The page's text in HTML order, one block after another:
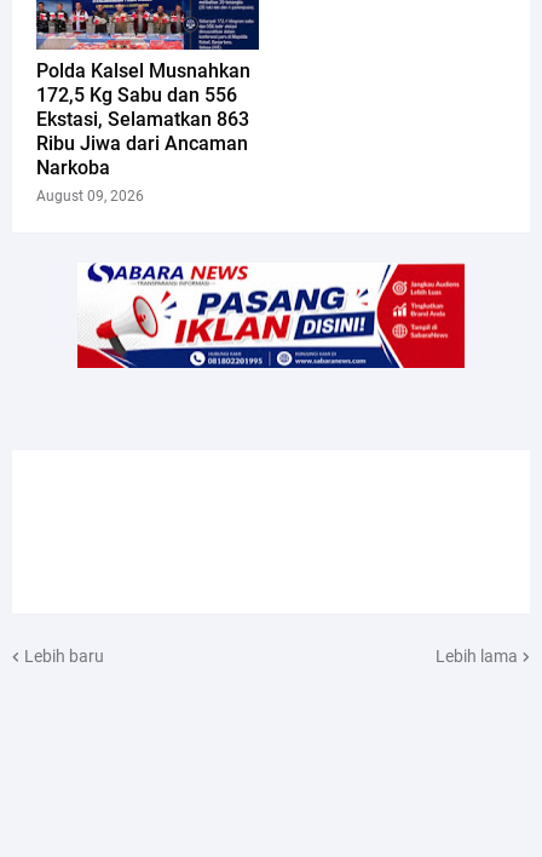
Polda Kalsel Musnahkan
172,5 Kg Sabu dan 556
Ekstasi, Selamatkan 863
Ribu Jiwa dari Ancaman
Narkoba
August 09, 2026
Lebih baru Lebih lama